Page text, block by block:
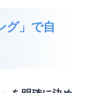
グ」で自